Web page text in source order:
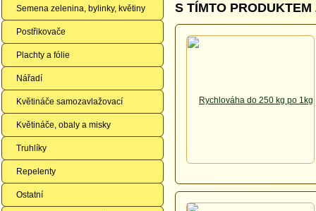
Semena zelenina, bylinky, květiny
Postřikovače
Plachty a fólie
Nářadí
Květináče samozavlažovací
Květináče, obaly a misky
Truhlíky
Repelenty
Ostatní
S TÍMTO